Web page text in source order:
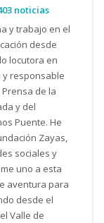
noticias
y trabajo en el
desde
locutora en
y responsable
de la
y del
Puente. He
Zayas,
sociales y
uno a esta
aventura para
desde el
Valle de